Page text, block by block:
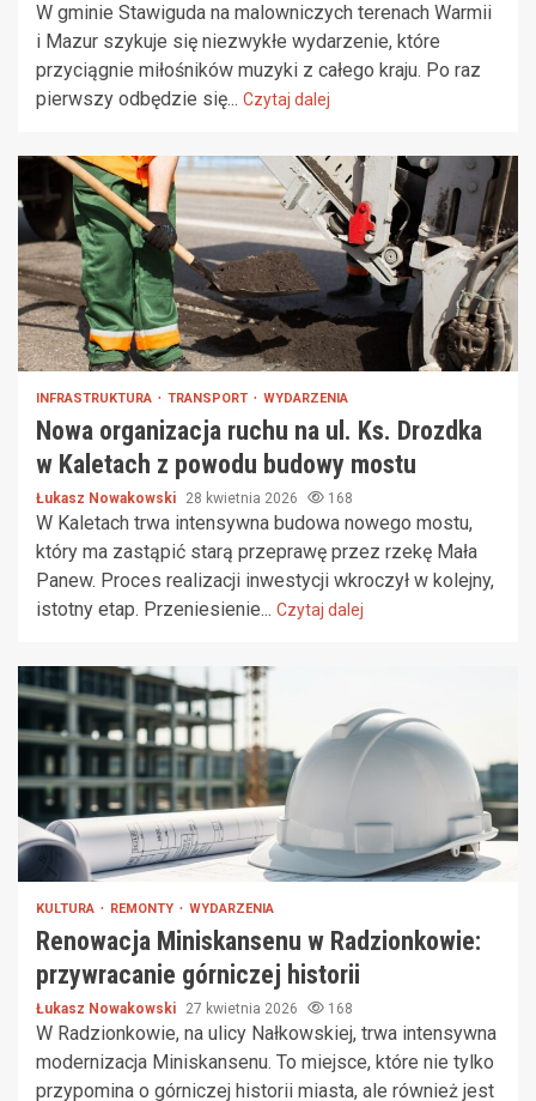
W gminie Stawiguda na malowniczych terenach Warmii
i Mazur szykuje się niezwykłe wydarzenie, które
przyciągnie miłośników muzyki z całego kraju. Po raz
pierwszy odbędzie się... Czytaj dalej
INFRASTRUKTURA TRANSPORT WYDARZENIA
Nowa organizacja ruchu na ul. Ks. Drozdka
w Kaletach z powodu budowy mostu
Łukasz Nowakowski 28 kwietnia 2026 168
W Kaletach trwa intensywna budowa nowego mostu,
który ma zastąpić starą przeprawę przez rzekę Mała
Panew. Proces realizacji inwestycji wkroczył w kolejny,
istotny etap. Przeniesienie... Czytaj dalej
KULTURA REMONTY WYDARZENIA
Renowacja Miniskansenu w Radzionkowie:
przywracanie górniczej historii
Łukasz Nowakowski 27 kwietnia 2026 168
W Radzionkowie, na ulicy Nałkowskiej, trwa intensywna
modernizacja Miniskansenu. To miejsce, które nie tylko
przypomina o górniczej historii miasta, ale również jest